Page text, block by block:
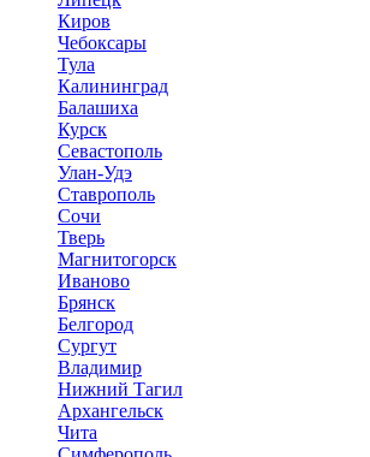
Киров
Чебоксары
Тула
Калининград
Балашиха
Курск
Севастополь
Улан-Удэ
Ставрополь
Сочи
Тверь
Магнитогорск
Иваново
Брянск
Белгород
Сургут
Владимир
Нижний Тагил
Архангельск
Чита